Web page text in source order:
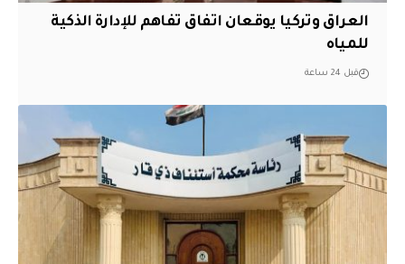
العراق وتركيا يوقعان اتفاق تفاهم للإدارة الذكية
للمياه
قبل 24 ساعة